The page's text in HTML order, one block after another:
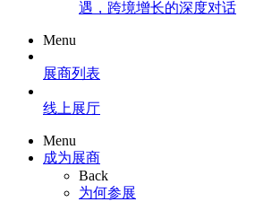
遇，跨境增长的深度对话
Menu
展商列表
线上展厅
Menu
成为展商
Back
为何参展